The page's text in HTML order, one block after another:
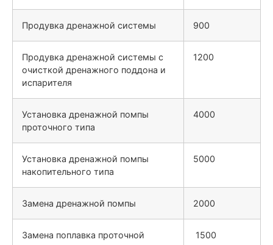
Продувка дренажной системы 900
Продувка дренажной системы с
очисткой дренажного поддона и
испарителя
1200
Установка дренажной помпы
проточного типа
4000
Установка дренажной помпы
накопительного типа
5000
Замена дренажной помпы 2000
Замена поплавка проточной
1500